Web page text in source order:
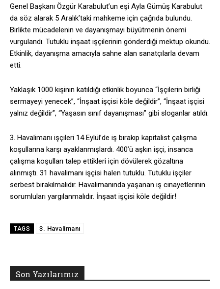
Genel Başkanı Özgür Karabulut’un eşi Ayla Gümüş Karabulut
da söz alarak 5 Aralık’taki mahkeme için çağrıda bulundu.
Birlikte mücadelenin ve dayanışmayı büyütmenin önemi
vurgulandı. Tutuklu inşaat işçilerinin gönderdiği mektup okundu.
Etkinlik, dayanışma amacıyla sahne alan sanatçılarla devam
etti.
Yaklaşık 1000 kişinin katıldığı etkinlik boyunca “İşçilerin birliği
sermayeyi yenecek”, “İnşaat işçisi köle değildir”, “İnşaat işçisi
yalnız değildir”, “Yaşasın sınıf dayanışması” gibi sloganlar atıldı.
3. Havalimanı işçileri 14 Eylül’de iş bırakıp kapitalist çalışma
koşullarına karşı ayaklanmışlardı. 400’ü aşkın işçi, insanca
çalışma koşulları talep ettikleri için dövülerek gözaltına
alınmıştı. 31 havalimanı işçisi halen tutuklu. Tutuklu işçiler
serbest bırakılmalıdır. Havalimanında yaşanan iş cinayetlerinin
sorumluları yargılanmalıdır. İnşaat işçisi köle değildir!
TAGS 3. Havalimanı
Son Yazılarımız